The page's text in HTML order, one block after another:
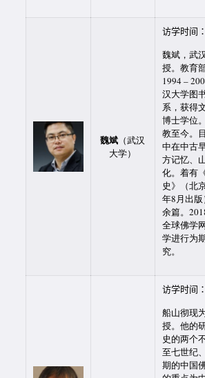
魏斌 （武汉
大学）
访学时间：
魏斌，武
授。教育
1994 –
汉大学图
系，获得
博士学位
教至今。
中在中古
方记忆、
化。着有
史》（北
年8月出
余篇。
全球佛学
学进行为
究。
访学时间：
船山彻现
授。他的
史的两个
至七世纪
期的中国